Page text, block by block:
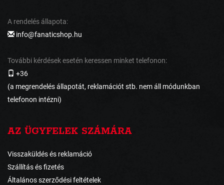
A rendelés állapota:
info@fanaticshop.hu
További kérdések esetén keressen minket telefonon:
+36
(a megrendelés állapotát, reklamációt stb. nem áll módunkban
telefonon intézni)
AZ ÜGYFELEK SZÁMÁRA
Visszaküldés és reklamáció
Szállítás és fizetés
Általános szerződési feltételek